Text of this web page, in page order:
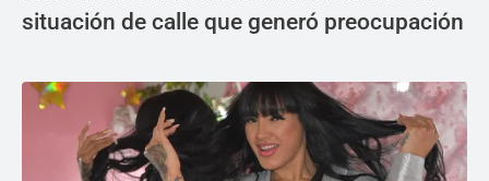
situación de calle que generó preocupación